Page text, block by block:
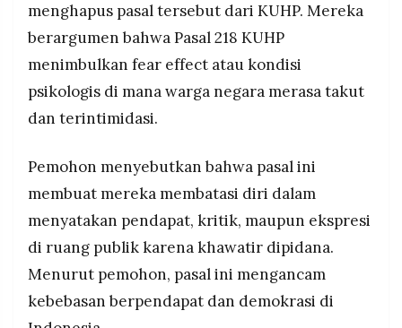
menghapus pasal tersebut dari KUHP. Mereka
berargumen bahwa Pasal 218 KUHP
menimbulkan fear effect atau kondisi
psikologis di mana warga negara merasa takut
dan terintimidasi.
Pemohon menyebutkan bahwa pasal ini
membuat mereka membatasi diri dalam
menyatakan pendapat, kritik, maupun ekspresi
di ruang publik karena khawatir dipidana.
Menurut pemohon, pasal ini mengancam
kebebasan berpendapat dan demokrasi di